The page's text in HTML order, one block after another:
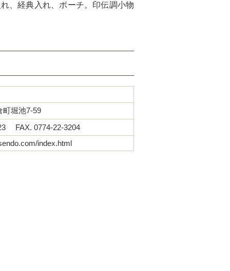
、経典入れ、ポーチ。印伝調小物
町堀池7-59
FAX. 0774-22-3204
index.html